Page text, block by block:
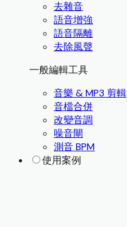
去雜音
語音增強
語音隔離
去除風聲
一般編輯工具
音樂 & MP3 剪輯
音檔合併
改變音調
噪音閘
測音 BPM
使用案例